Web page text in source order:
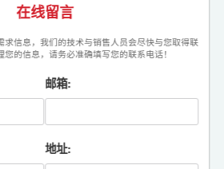
在线留言
求信息，我们的技术与销售人员会尽快与您取得联
的信息，请务必准确填写您的联系电话！
邮箱:
地址: